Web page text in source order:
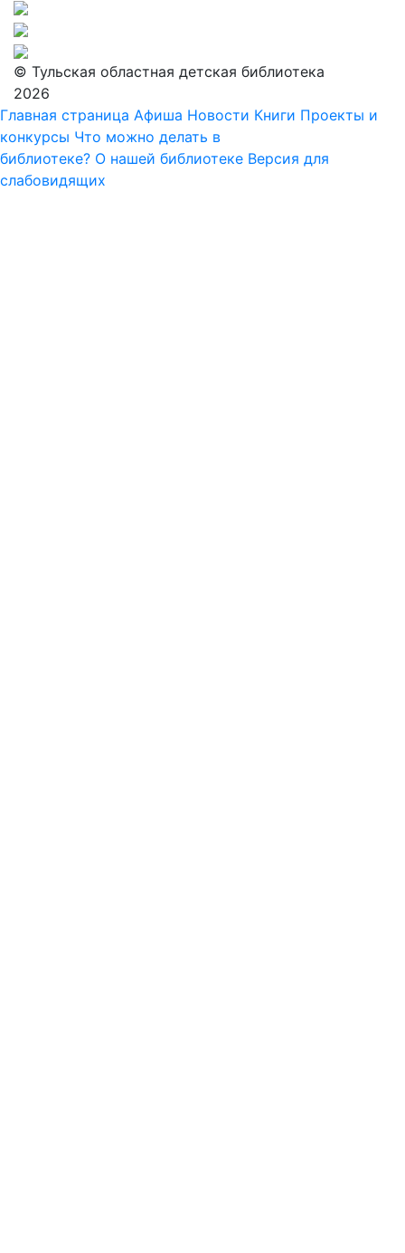
© Тульская областная детская библиотека
2026
Главная страница Афиша Новости Книги Проекты и
конкурсы Что можно делать в
библиотеке? О нашей библиотеке Версия для
слабовидящих